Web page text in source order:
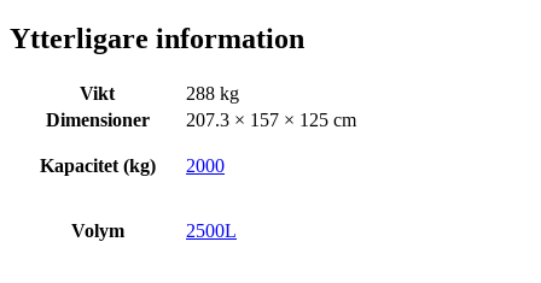
Ytterligare information
Vikt
288 kg
Dimensioner
207.3 × 157 × 125 cm
Kapacitet (kg) 2000
Volym 2500L